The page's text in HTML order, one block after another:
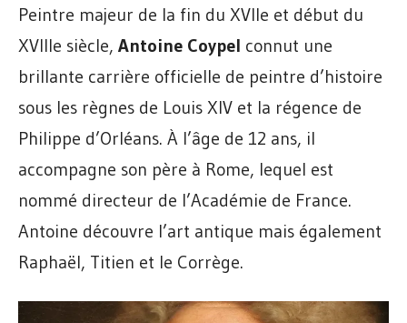
Peintre majeur de la fin du XVIIe et début du
XVIIIe siècle, Antoine Coypel connut une
brillante carrière officielle de peintre d’histoire
sous les règnes de Louis XIV et la régence de
Philippe d’Orléans. À l’âge de 12 ans, il
accompagne son père à Rome, lequel est
nommé directeur de l’Académie de France.
Antoine découvre l’art antique mais également
Raphaël, Titien et le Corrège.